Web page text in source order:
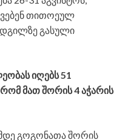
თითოეულ
გასული
იღებს 51
მათ შორის 4 აჭარის
გოგონათა შორის